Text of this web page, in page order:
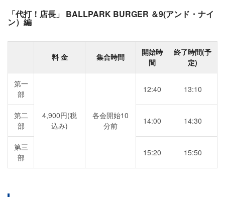
「代打！店長」 BALLPARK BURGER ＆9(アンド・ナイ
ン）編
料 金 集合時間
開始時
間
終了時間(予
定)
第一
部
4,900円(税
込み)
各会開始10
分前
12:40 13:10
第二
部
14:00 14:30
第三
部
15:20 15:50